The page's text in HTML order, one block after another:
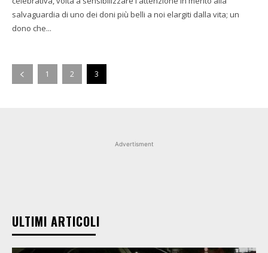
salvaguardia di uno dei doni più belli a noi elargiti dalla vita; un
dono che...
1 2 3
Advertisment
ULTIMI ARTICOLI